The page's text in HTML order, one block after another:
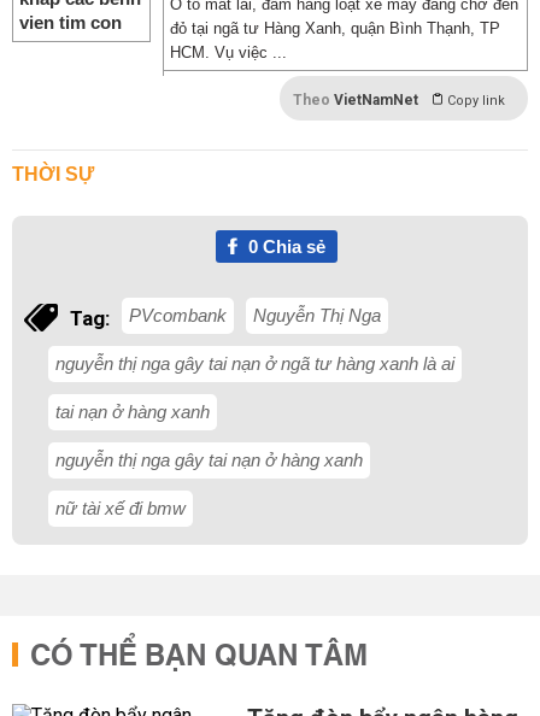
Ô tô mất lái, đâm hàng loạt xe máy đang chờ đèn
đỏ tại ngã tư Hàng Xanh, quận Bình Thạnh, TP
HCM. Vụ việc ...
Theo VietNamNet Copy link
THỜI SỰ
0Chia sẻ
Tag: PVcombank Nguyễn Thị Nga
nguyễn thị nga gây tai nạn ở ngã tư hàng xanh là ai
tai nạn ở hàng xanh
nguyễn thị nga gây tai nạn ở hàng xanh
nữ tài xế đi bmw
CÓ THỂ BẠN QUAN TÂM